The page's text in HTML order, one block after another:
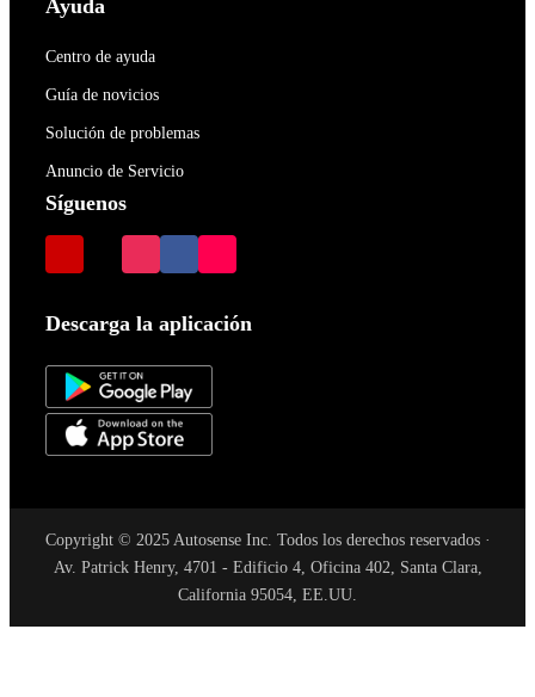
Ayuda
Centro de ayuda
Guía de novicios
Solución de problemas
Anuncio de Servicio
Síguenos
Descarga la aplicación
Copyright © 2025 Autosense Inc. Todos los derechos reservados ·
Av. Patrick Henry, 4701 - Edificio 4, Oficina 402, Santa Clara,
California 95054, EE.UU.